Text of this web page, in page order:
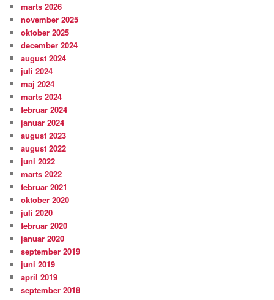
marts 2026
november 2025
oktober 2025
december 2024
august 2024
juli 2024
maj 2024
marts 2024
februar 2024
januar 2024
august 2023
august 2022
juni 2022
marts 2022
februar 2021
oktober 2020
juli 2020
februar 2020
januar 2020
september 2019
juni 2019
april 2019
september 2018